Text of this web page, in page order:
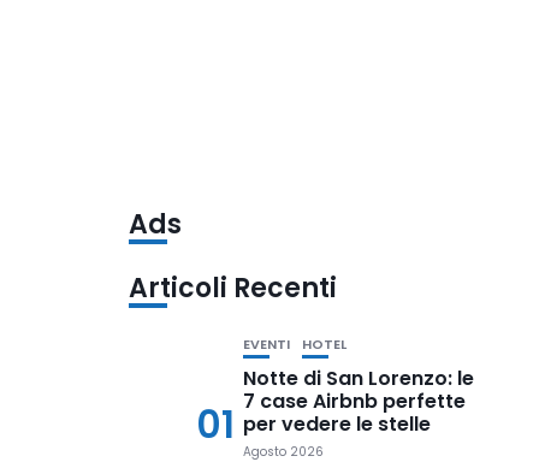
Ads
Articoli Recenti
01
EVENTI HOTEL
Notte di San Lorenzo: le
7 case Airbnb perfette
per vedere le stelle
Agosto 2026